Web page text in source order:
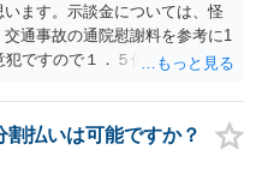
ます。示談金については、怪
通事故の通院慰謝料を参考に1
ですので１．５倍か2倍程度す
ださい。
払いは可能ですか？